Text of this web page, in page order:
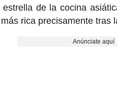
de la cocina
rica precisamente tras
Anúnciate aquí